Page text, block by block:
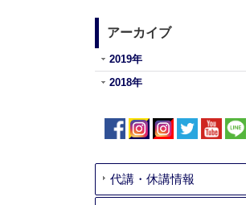
アーカイブ
2019年
2018年
代講・休講情報